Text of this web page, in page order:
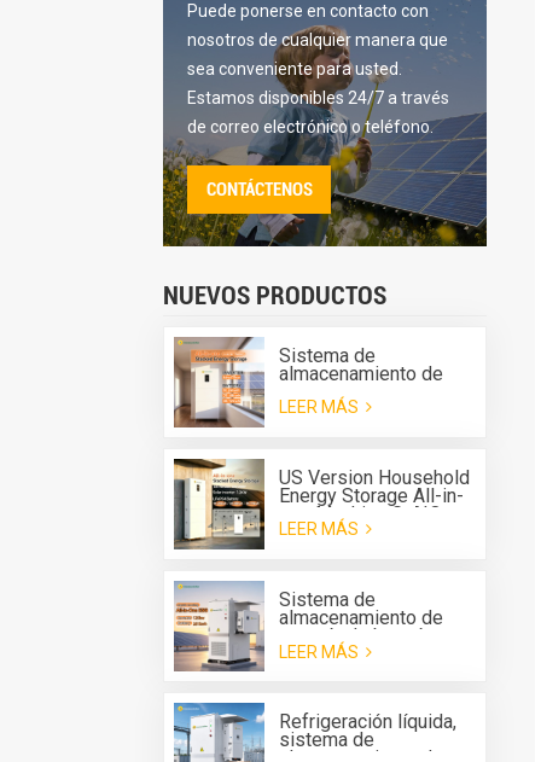
Puede ponerse en contacto con
nosotros de cualquier manera que
sea conveniente para usted.
Estamos disponibles 24/7 a través
de correo electrónico o teléfono.
CONTÁCTENOS
NUEVOS PRODUCTOS
Sistema de
almacenamiento de
energía apilable para el
hogar Greensun, todo
LEER MÁS
US Version Household
Energy Storage All-in-
one Machine G-AIO-
200-U7.2K
LEER MÁS
Sistema de
almacenamiento de
energía de batería
(BESS) todo en uno
con refrigeración
líquida.
LEER MÁS
Refrigeración líquida,
sistema de